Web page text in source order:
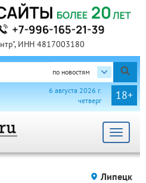
ИНН 4817003180
по новостям
18+
6 августа 2026 г.
четверг
Toggle
Липецк